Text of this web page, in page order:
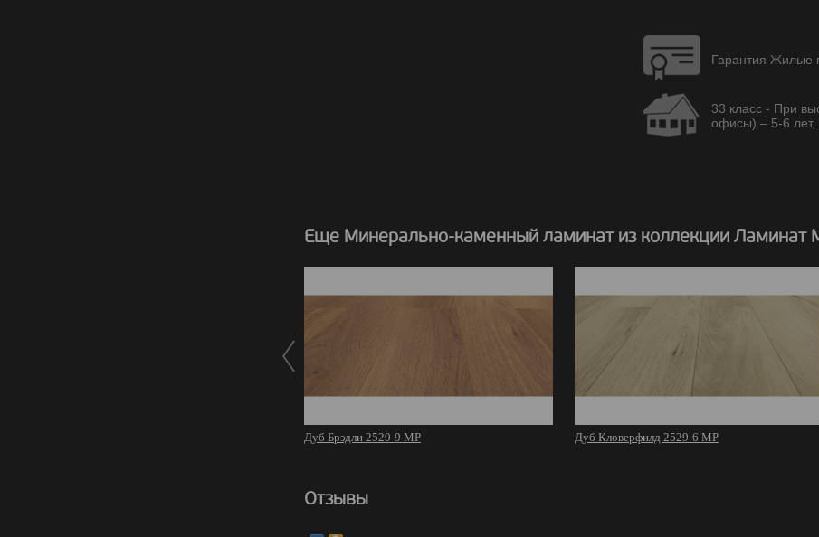
Гарантия Жилые
33 класс - При
офисы) – 5-6 лет,
Еще Минерально-каменный ламинат из коллекции Ламинат
Дуб Брэдли 2529-9 MР Дуб Кловерфилд 2529-6 MР
Отзывы